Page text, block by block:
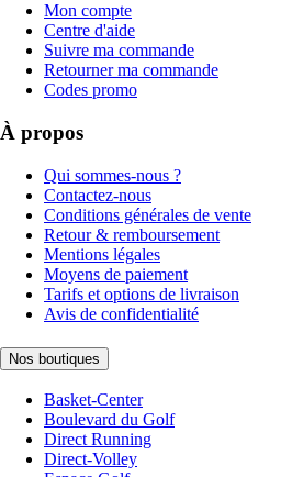
Mon compte
Centre d'aide
Suivre ma commande
Retourner ma commande
Codes promo
À propos
Qui sommes-nous ?
Contactez-nous
Conditions générales de vente
Retour & remboursement
Mentions légales
Moyens de paiement
Tarifs et options de livraison
Avis de confidentialité
Nos boutiques
Basket-Center
Boulevard du Golf
Direct Running
Direct-Volley